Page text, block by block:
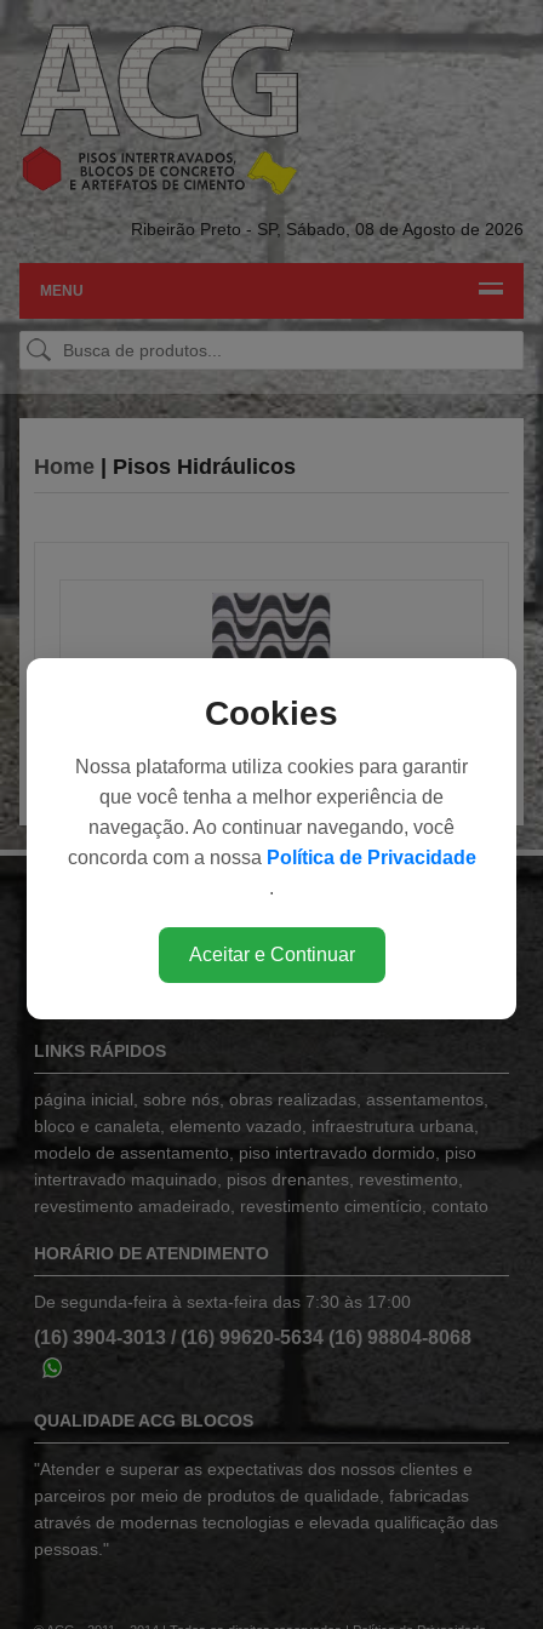
Ribeirão Preto - SP, Sábado, 08 de Agosto de 2026
MENU
Cookies
Nossa plataforma utiliza cookies para garantir
que você tenha a melhor experiência de
navegação. Ao continuar navegando, você
concorda com a nossa Política de Privacidade
.
Aceitar e Continuar
Home | Pisos Hidráulicos
Av. Eduardo Andrea Matarazzo (Via Norte), 1860
Bairro Campos Elíseos
LINKS RÁPIDOS
página inicial ,sobre nós ,obras realizadas ,assentamentos
bloco e canaleta ,elemento vazado infraestrutura urbana
modelo de assentamento
piso intertravado dormido
piso
intertravado maquinado
pisos drenantes revestimento
revestimento amadeirado
revestimento cimentício ,contato
HORÁRIO DE ATENDIMENTO
De segunda-feira à sexta-feira das 7:30 às 17:00
(16) 3904-3013 / (16) 99620-5634 (16) 98804-8068
QUALIDADE ACG BLOCOS
"Atender e superar as expectativas dos nossos clientes e
parceiros por meio de produtos de qualidade, fabricadas
através de modernas tecnologias e elevada qualificação das
pessoas."